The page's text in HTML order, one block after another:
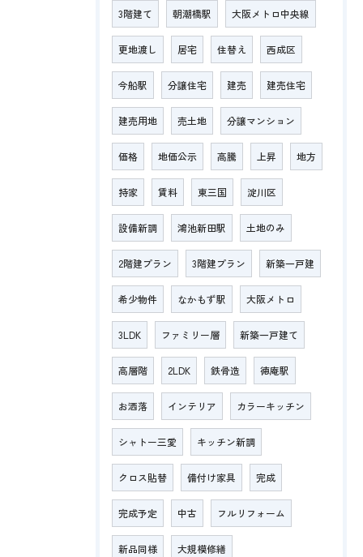
3階建て 朝潮橋駅 大阪メトロ中央線
更地渡し 居宅 住替え 西成区
今船駅 分譲住宅 建売 建売住宅
建売用地 売土地 分譲マンション
価格 地価公示 高騰 上昇 地方
持家 賃料 東三国 淀川区
設備新調 鴻池新田駅 土地のみ
2階建プラン 3階建プラン 新築一戸建
希少物件 なかもず駅 大阪メトロ
3LDK ファミリー層 新築一戸建て
高層階 2LDK 鉄骨造 徳庵駅
お洒落 インテリア カラーキッチン
シャトー三愛 キッチン新調
クロス貼替 備付け家具 完成
完成予定 中古 フルリフォーム
新品同様 大規模修繕